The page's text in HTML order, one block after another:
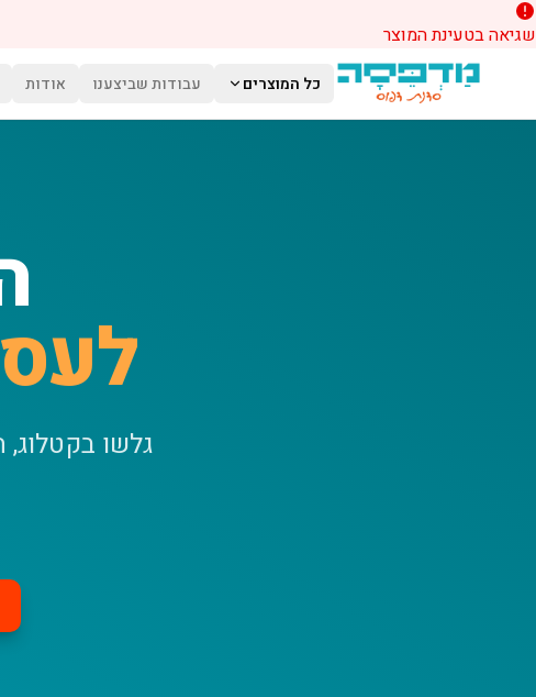
שגיאה בטעינת המוצר
דלג לתוכן הראשי
כל המוצרים עבודות שביצענו אודות
גלשו